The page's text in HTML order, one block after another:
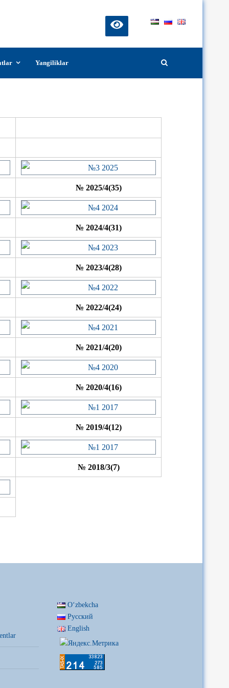
Yangiliklar
№ 2025/4(35)
№ 2024/4(31)
№ 2023/4(28)
№ 2022/4(24)
№ 2021/4(20)
№ 2020/4(16)
№ 2019/4(12)
№ 2018/3(7)
Oʻzbekcha
Русский
English